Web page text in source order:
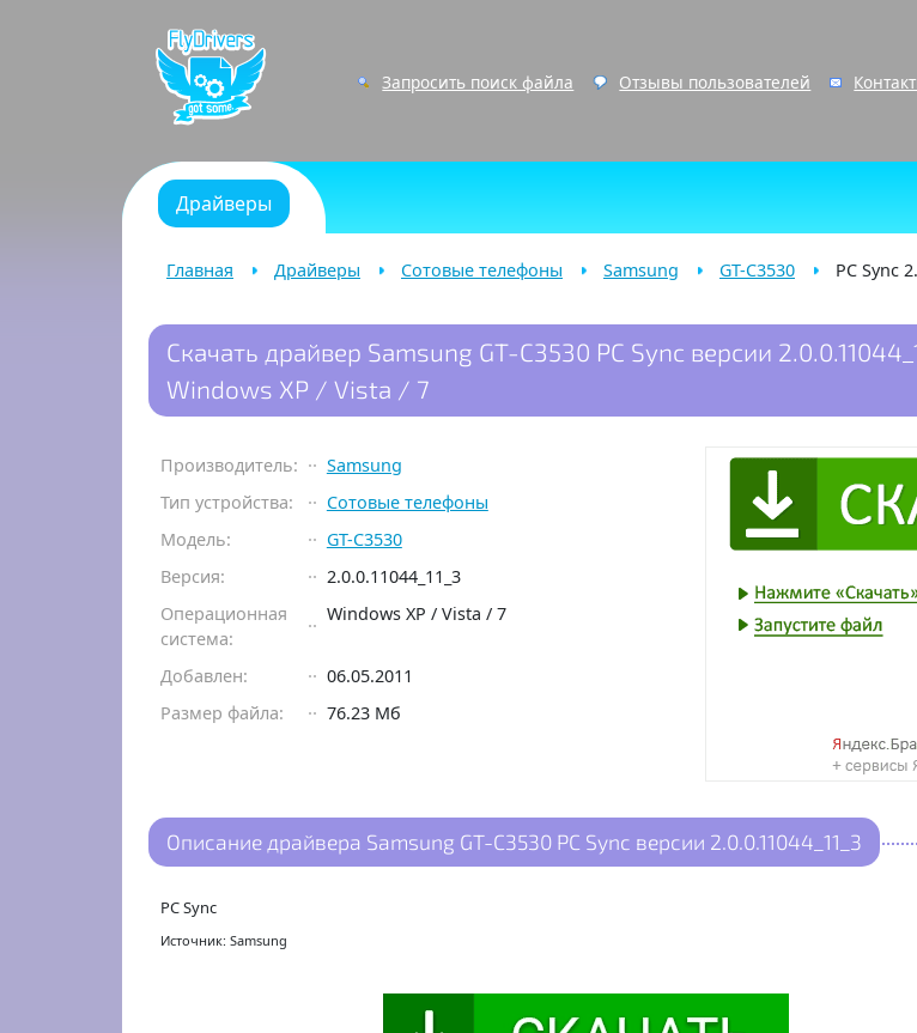
Запросить поиск файла Отзывы пользователей
Драйверы
Главная Драйверы Сотовые телефоны Samsung GT-C3530 PC Sync
Скачать драйвер Samsung GT-C3530 PC Sync версии
Windows XP / Vista / 7
Производитель:
Samsung
Тип устройства:
Сотовые телефоны
Модель:
GT-C3530
Версия:
2.0.0.11044_11_3
Операционная
система:
Windows XP / Vista / 7
Добавлен:
06.05.2011
Размер файла:
76.23 Мб
Описание драйвера Samsung GT-C3530 PC Sync версии 2.0.0.11044_11_3
PC Sync
Источник: Samsung